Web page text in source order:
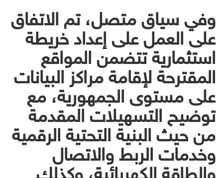
وفي سياق متصل، تم الاتفاق
على العمل على إعداد خريطة
استثمارية تتضمن المواقع
المقترحة لإقامة مراكز البيانات
على مستوى الجمهورية، مع
توضيح التسهيلات المقدمة
من حيث البنية التحتية الرقمية
وخدمات الربط والاتصال
والطاقة الكهربائية، وكذلك